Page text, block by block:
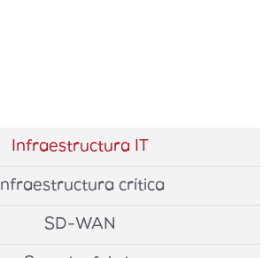
Infraestructura IT
Infraestructura crítica
SD-WAN